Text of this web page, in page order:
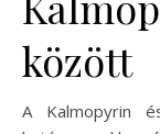
között
A Kalmopyrin